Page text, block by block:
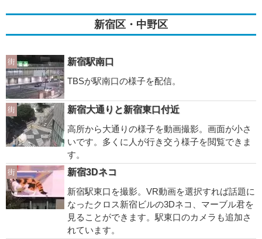
新宿区・中野区
街
新宿駅南口
TBSが駅南口の様子を配信。
街
新宿大通りと新宿東口付近
高所から大通りの様子を動画撮影。画面が小さ
いです。多くに人が行き交う様子を閲覧できま
す。
街
新宿3Dネコ
新宿駅東口を撮影。VR動画を選択すれば話題に
なったクロス新宿ビルの3Dネコ、マーブル君を
見ることができます。駅東口のカメラも追加さ
れています。